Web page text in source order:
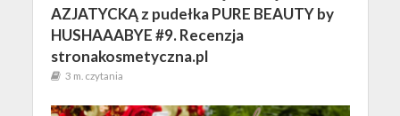
AZJATYCKĄ z pudełka PURE BEAUTY by
HUSHAAABYE #9. Recenzja
stronakosmetyczna.pl
3 m. czytania